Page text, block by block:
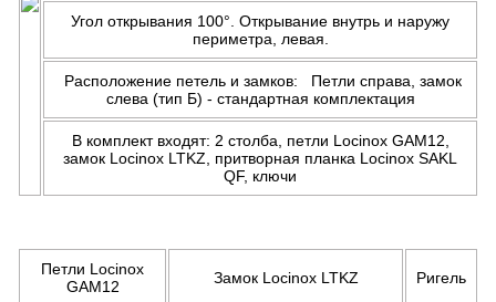
Угол открывания 100°. Открывание внутрь и наружу
периметра, левая.
Расположение петель и замков: Петли справа, замок
слева (тип Б) - стандартная комплектация
В комплект входят: 2 столба, петли Locinox GAM12,
замок Locinox LTKZ, притворная планка Locinox SAKL
QF, ключи
Петли Locinox
GAM12
Замок Locinox LTKZ Ригель